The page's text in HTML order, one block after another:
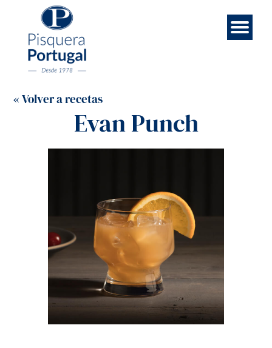
« Volver a recetas
Evan Punch